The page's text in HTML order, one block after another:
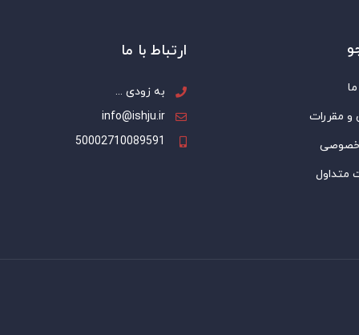
و مقررات
خصوصی
متداول
ارتباط با ما
به زودی ...
info@ishju.ir
50002710089591